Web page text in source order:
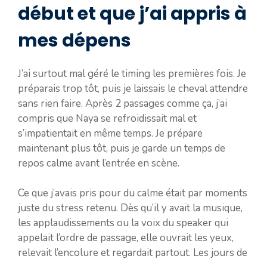
début et que j’ai appris à
mes dépens
J’ai surtout mal géré le timing les premières fois. Je
préparais trop tôt, puis je laissais le cheval attendre
sans rien faire. Après 2 passages comme ça, j’ai
compris que Naya se refroidissait mal et
s’impatientait en même temps. Je prépare
maintenant plus tôt, puis je garde un temps de
repos calme avant l’entrée en scène.
Ce que j’avais pris pour du calme était par moments
juste du stress retenu. Dès qu’il y avait la musique,
les applaudissements ou la voix du speaker qui
appelait l’ordre de passage, elle ouvrait les yeux,
relevait l’encolure et regardait partout. Les jours de